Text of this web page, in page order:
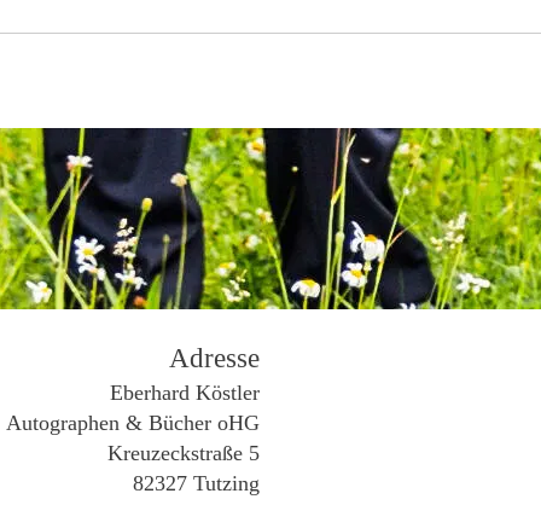
Adresse
Eberhard Köstler
Autographen & Bücher oHG
Kreuzeckstraße 5
82327 Tutzing